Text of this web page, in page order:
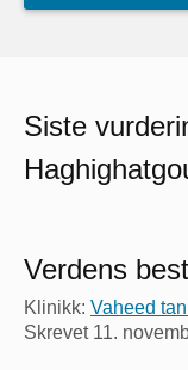
Siste
Verdens
Klinikk: Vaheed
Skrevet 11.